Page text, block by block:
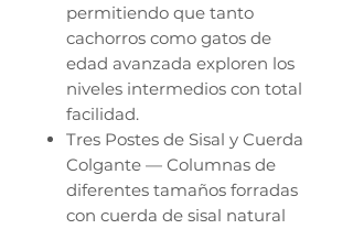
permitiendo que tanto
cachorros como gatos de
edad avanzada exploren los
niveles intermedios con total
facilidad.
Tres Postes de Sisal y Cuerda
Colgante — Columnas de
diferentes tamaños forradas
con cuerda de sisal natural